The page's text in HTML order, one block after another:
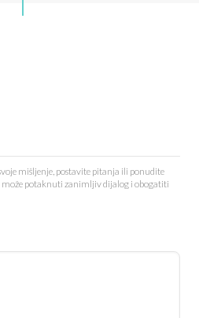
mišljenje, postavite pitanja ili ponudite
može potaknuti zanimljiv dijalog i obogatiti